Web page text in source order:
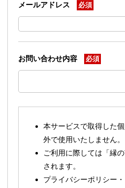
メールアドレス 必須
お問い合わせ内容 必須
本サービスで取得した
外で使用いたしません。
ご利用に際しては「縁
されます。
プライバシーポリシー